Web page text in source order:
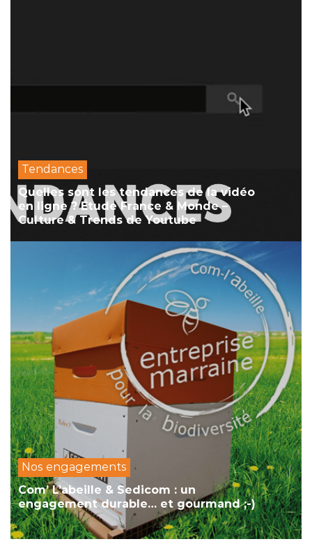
Tendances
Quelles sont les tendances de la vidéo
en ligne ? Étude France & Monde –
Culture & Trends de Youtube
Nos engagements
Com’ L’abeille & Sedicom : un
engagement durable… et gourmand ;-)